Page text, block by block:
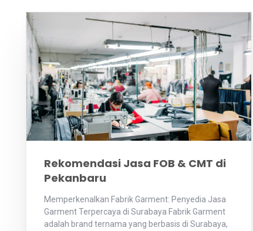
Rekomendasi Jasa FOB & CMT di
Pekanbaru
Memperkenalkan Fabrik Garment: Penyedia Jasa
Garment Terpercaya di Surabaya Fabrik Garment
adalah brand ternama yang berbasis di Surabaya,